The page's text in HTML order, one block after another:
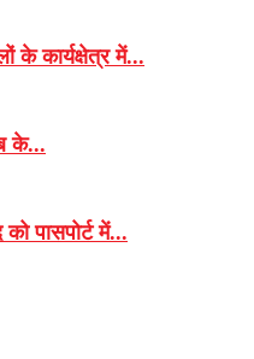
के कार्यक्षेत्र में...
के...
पासपोर्ट में...